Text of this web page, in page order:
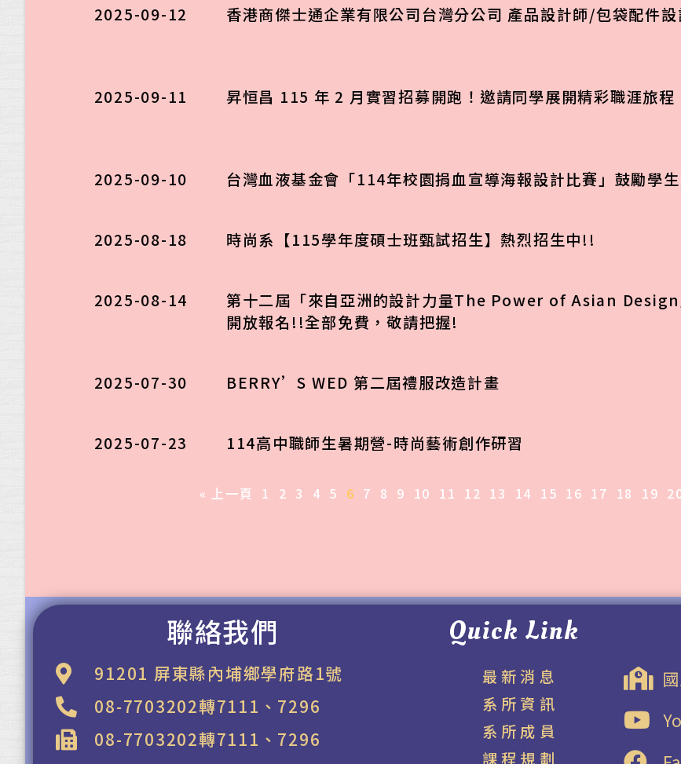
2025-09-12
香港商傑士通企業有限公司台灣分公司 產品設計師/包袋配件
2025-09-11
昇恒昌 115 年 2 月實習招募開跑！邀請同學展開精彩職涯旅程
2025-09-10
台灣血液基金會「114年校園捐血宣導海報設計比賽」鼓勵學
2025-08-18
時尚系【115學年度碩士班甄試招生】熱烈招生中!!
2025-08-14
第十二屆「來自亞洲的設計力量The Power of Asian Design
開放報名!!全部免費，敬請把握!
2025-07-30
BERRY’S WED 第二屆禮服改造計畫
2025-07-23
114高中職師生暑期營-時尚藝術創作研習
« 上一頁 1 2 3 4 5 6 7 8 9 10 11 12 13 14 15 16 17 18 19
聯絡我們
91201 屏東縣內埔鄉學府路1號
08-7703202轉7111、7296
08-7703202轉7111、7296
Quick Link
最新消息
系所資訊
系所成員
課程規劃